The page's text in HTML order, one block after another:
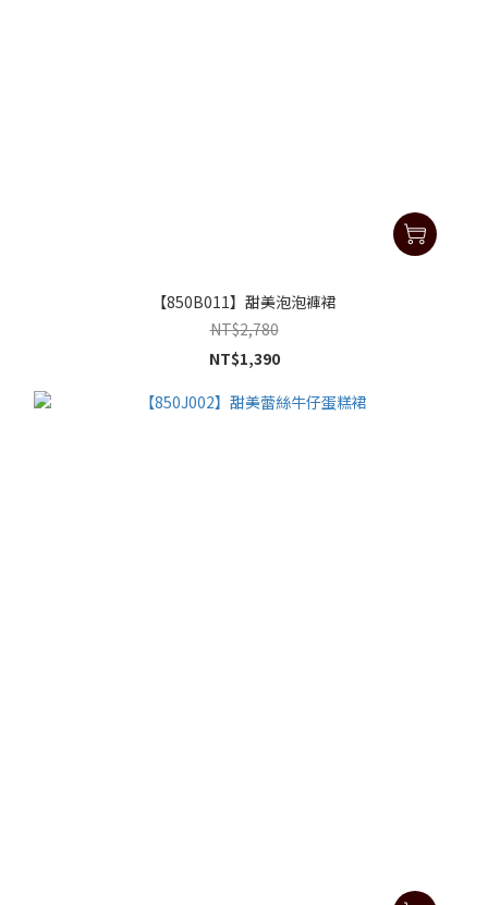
【850B011】甜美泡泡褲裙
NT$2,780
NT$1,390